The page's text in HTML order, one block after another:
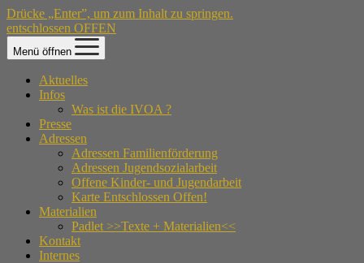
Drücke „Enter”, um zum Inhalt zu springen.
entschlossen OFFEN
Menü öffnen
Aktuelles
Infos
Was ist die IVOA ?
Presse
Adressen
Adressen Familienförderung
Adressen Jugendsozialarbeit
Offene Kinder- und Jugendarbeit
Karte Entschlossen Offen!
Materialien
Padlet >>Texte + Materialien<<
Kontakt
Internes